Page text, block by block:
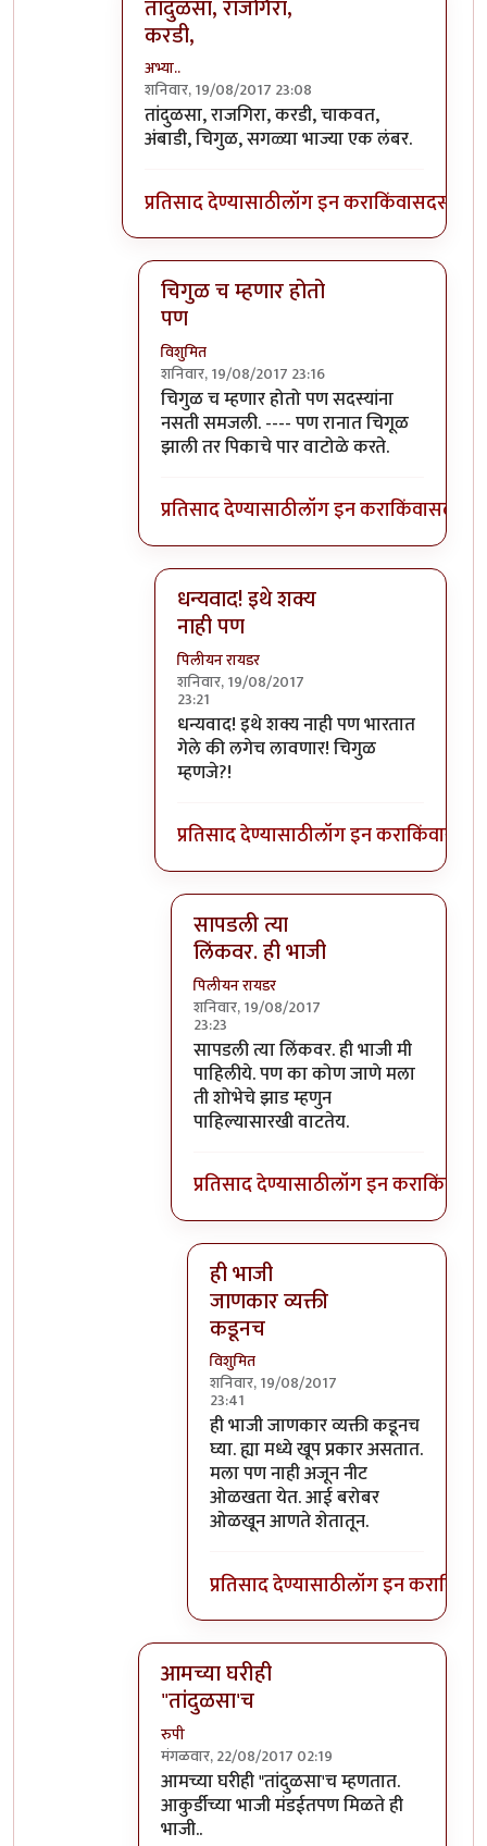
तांदुळसा, राजगिरा,
करडी,
अभ्या..
शनिवार, 19/08/2017 23:08
In reply toही एक लिंक सापडली. ह्यात
तांदुळसा, राजगिरा, करडी, चाकवत,
अंबाडी, चिगुळ, सगळ्या भाज्या एक लंबर.
प्रतिसाद देण्यासाठीलॉग इन कराकिंवासदस्य व्हा
चिगुळ च म्हणार होतो
पण
विशुमित
शनिवार, 19/08/2017 23:16
In reply toतांदुळसा, राजगिरा, करडी,
चिगुळ च म्हणार होतो पण सदस्यांना
नसती समजली. ---- पण रानात चिगूळ
झाली तर पिकाचे पार वाटोळे करते.
प्रतिसाद देण्यासाठीलॉग इन कराकिंवासदस्य
धन्यवाद! इथे शक्य
नाही पण
पिलीयन रायडर
शनिवार, 19/08/2017
23:21
In reply toचिगुळ च म्हणार होतो पण
धन्यवाद! इथे शक्य नाही पण भारतात
गेले की लगेच लावणार! चिगुळ
म्हणजे?!
प्रतिसाद देण्यासाठीलॉग इन कराकिंवा
सापडली त्या
लिंकवर. ही भाजी
पिलीयन रायडर
शनिवार, 19/08/2017
23:23
In reply toधन्यवाद! इथे शक्य नाही पण
सापडली त्या लिंकवर. ही भाजी मी
पाहिलीये. पण का कोण जाणे मला
ती शोभेचे झाड म्हणुन
पाहिल्यासारखी वाटतेय.
प्रतिसाद देण्यासाठीलॉग इन कराकिंवा
ही भाजी
जाणकार व्यक्ती
कडूनच
विशुमित
शनिवार, 19/08/2017
23:41
In reply toसापडली त्या लिंकवर. ही
ही भाजी जाणकार व्यक्ती कडूनच
घ्या. ह्या मध्ये खूप प्रकार असतात.
मला पण नाही अजून नीट
ओळखता येत. आई बरोबर
ओळखून आणते शेतातून.
प्रतिसाद देण्यासाठीलॉग इन कराकिंवा
आमच्या घरीही
"तांदुळसा'च
रुपी
मंगळवार, 22/08/2017 02:19
In reply toतांदुळसा, राजगिरा, करडी,
आमच्या घरीही "तांदुळसा'च म्हणतात.
आकुर्डीच्या भाजी मंडईतपण मिळते ही
भाजी..